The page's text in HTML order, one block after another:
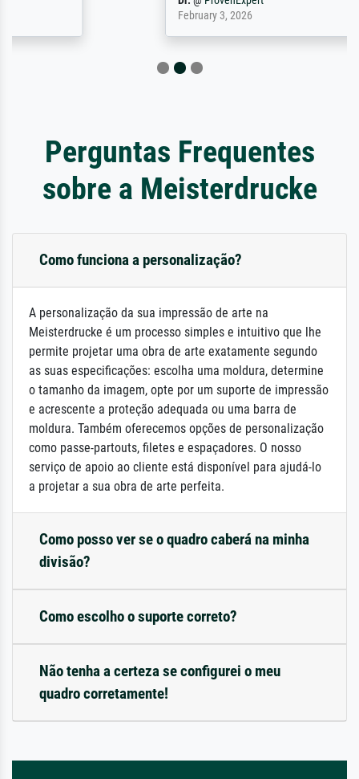
Perguntas Frequentes
sobre a Meisterdrucke
Como funciona a personalização?
A personalização da sua impressão de arte na
Meisterdrucke é um processo simples e intuitivo que lhe
permite projetar uma obra de arte exatamente segundo
as suas especificações: escolha uma moldura, determine
o tamanho da imagem, opte por um suporte de impressão
e acrescente a proteção adequada ou uma barra de
moldura. Também oferecemos opções de personalização
como passe-partouts, filetes e espaçadores. O nosso
serviço de apoio ao cliente está disponível para ajudá-lo
a projetar a sua obra de arte perfeita.
Como posso ver se o quadro caberá na minha
divisão?
Como escolho o suporte correto?
Não tenha a certeza se configurei o meu
quadro corretamente!